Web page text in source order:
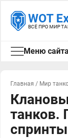
WOT
ВСЁ ПРО МИР
Меню сайта
Главная / Мир
танков.
спринты